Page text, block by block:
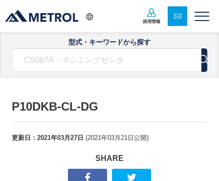
採用情報
型式・キーワードから探す
P10DKB-CL-DG
更新日： 2021年03月27日 (2021年03月21日 公開)
SHARE